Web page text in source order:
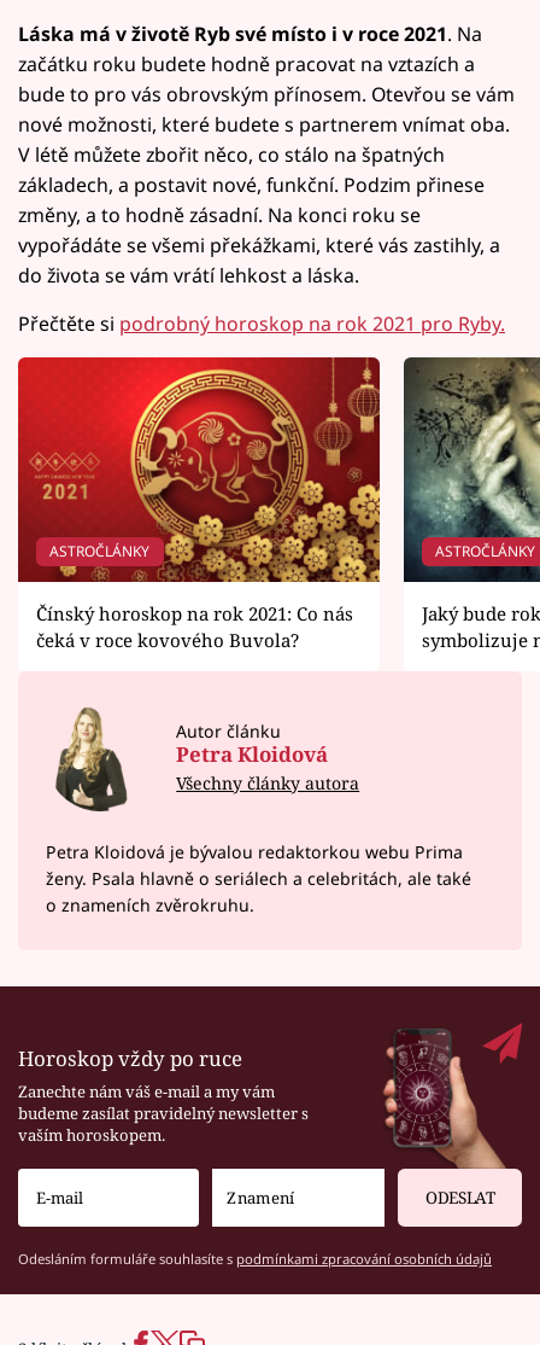
Láska má v životě Ryb své místo i v roce 2021. Na
začátku roku budete hodně pracovat na vztazích a
bude to pro vás obrovským přínosem. Otevřou se vám
nové možnosti, které budete s partnerem vnímat oba.
V létě můžete zbořit něco, co stálo na špatných
základech, a postavit nové, funkční. Podzim přinese
změny, a to hodně zásadní. Na konci roku se
vypořádáte se všemi překážkami, které vás zastihly, a
do života se vám vrátí lehkost a láska.
Přečtěte si podrobný horoskop na rok 2021 pro Ryby.
ASTROČLÁNKY
Čínský horoskop na rok 2021: Co nás
čeká v roce kovového Buvola?
ASTROČLÁNKY
Jaký bude
symbolizuje
Autor článku
Petra Kloidová
Všechny články autora
Petra Kloidová je bývalou redaktorkou webu Prima
ženy. Psala hlavně o seriálech a celebritách, ale také
o znameních zvěrokruhu.
Horoskop vždy po ruce
Zanechte nám váš e-mail a my vám
budeme zasílat pravidelný newsletter s
vaším horoskopem.
ODESLAT
Odesláním formuláře souhlasíte s podmínkami zpracování osobních údajů